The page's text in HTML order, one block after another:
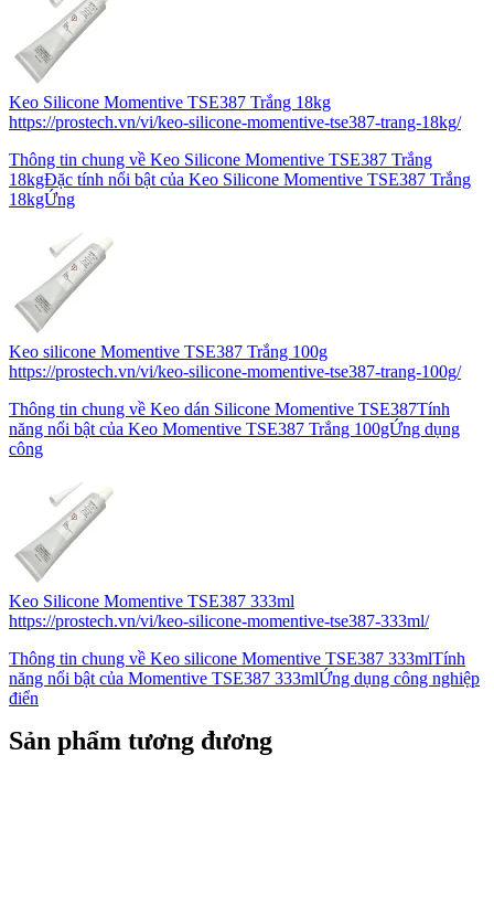
Keo Silicone Momentive TSE387 Trắng 18kg
https://prostech.vn/vi/keo-silicone-momentive-tse387-trang-18kg/
Thông tin chung về Keo Silicone Momentive TSE387 Trắng
18kgĐặc tính nổi bật của Keo Silicone Momentive TSE387 Trắng
18kgỨng
Keo silicone Momentive TSE387 Trắng 100g
https://prostech.vn/vi/keo-silicone-momentive-tse387-trang-100g/
Thông tin chung về Keo dán Silicone Momentive TSE387Tính
năng nổi bật của Keo Momentive TSE387 Trắng 100gỨng dụng
công
Keo Silicone Momentive TSE387 333ml
https://prostech.vn/vi/keo-silicone-momentive-tse387-333ml/
Thông tin chung về Keo silicone Momentive TSE387 333mlTính
năng nổi bật của Momentive TSE387 333mlỨng dụng công nghiệp
điển
Sản phẩm tương đương